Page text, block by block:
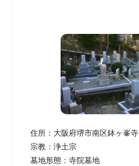
住所： 大阪府堺市南区鉢ヶ峯寺
宗教： 浄土宗
墓地形態： 寺院墓地